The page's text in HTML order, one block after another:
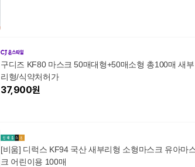
구디즈 KF80 마스크 50매대형+50매소형 총100매 새부
리형/식약처허가
37,900원
[비움] 디럭스 KF94 국산 새부리형 소형마스크 유아마
크 어린이용 100매